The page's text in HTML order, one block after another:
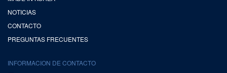
NOTICIAS
CONTACTO
PREGUNTAS FRECUENTES
INFORMACION DE CONTACTO